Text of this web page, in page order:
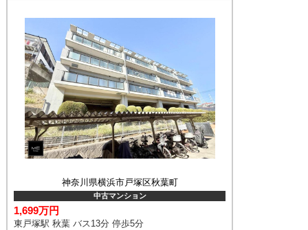
神奈川県横浜市戸塚区秋葉町
中古マンション
1,699万円
東戸塚駅 秋葉 バス13分 停歩5分